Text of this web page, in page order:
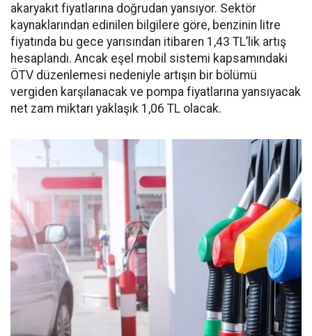
akaryakıt fiyatlarına doğrudan yansıyor. Sektör
kaynaklarından edinilen bilgilere göre, benzinin litre
fiyatında bu gece yarısından itibaren 1,43 TL’lik artış
hesaplandı. Ancak eşel mobil sistemi kapsamındaki
ÖTV düzenlemesi nedeniyle artışın bir bölümü
vergiden karşılanacak ve pompa fiyatlarına yansıyacak
net zam miktarı yaklaşık 1,06 TL olacak.